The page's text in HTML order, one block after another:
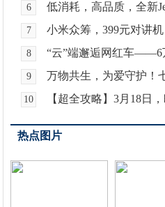
6 低消耗，高品质，全新
7 小米众筹，399元对讲机
8 “云”端邂逅网红车——6
9 万物共生，为爱守护！
10 【超全攻略】3月18日
热点图片